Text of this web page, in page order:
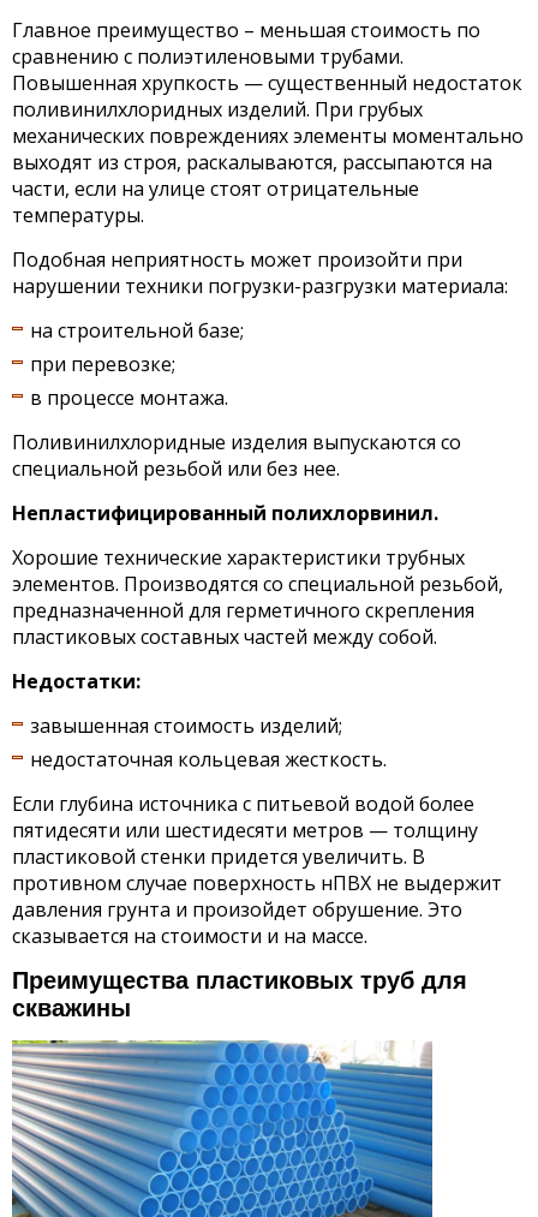
Главное преимущество – меньшая стоимость по
сравнению с полиэтиленовыми трубами.
Повышенная хрупкость — существенный недостаток
поливинилхлоридных изделий. При грубых
механических повреждениях элементы моментально
выходят из строя, раскалываются, рассыпаются на
части, если на улице стоят отрицательные
температуры.
Подобная неприятность может произойти при
нарушении техники погрузки-разгрузки материала:
на строительной базе;
при перевозке;
в процессе монтажа.
Поливинилхлоридные изделия выпускаются со
специальной резьбой или без нее.
Непластифицированный полихлорвинил.
Хорошие технические характеристики трубных
элементов. Производятся со специальной резьбой,
предназначенной для герметичного скрепления
пластиковых составных частей между собой.
Недостатки:
завышенная стоимость изделий;
недостаточная кольцевая жесткость.
Если глубина источника с питьевой водой более
пятидесяти или шестидесяти метров — толщину
пластиковой стенки придется увеличить. В
противном случае поверхность нПВХ не выдержит
давления грунта и произойдет обрушение. Это
сказывается на стоимости и на массе.
Преимущества пластиковых труб для
скважины